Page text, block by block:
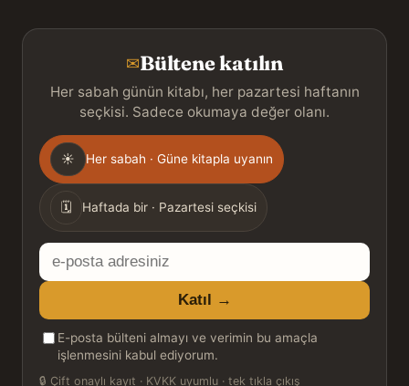
✉Bültene katılın
Her sabah günün kitabı, her pazartesi haftanın
seçkisi. Sadece okumaya değer olanı.
Gönderim
sıklığı
☀ Her sabah · Güne kitapla uyanın
🗓 Haftada bir · Pazartesi seçkisi
E-
posta
adresiniz
Katıl →
E-posta bülteni almayı ve verimin bu amaçla
işlenmesini kabul ediyorum.
🔒 Çift onaylı kayıt · KVKK uyumlu · tek tıkla çıkış